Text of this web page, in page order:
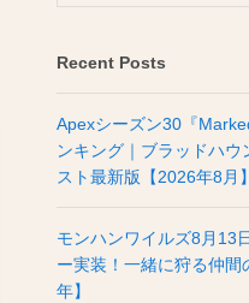
Recent Posts
Apexシーズン30『
ンキング｜ブラッドハウ
スト最新版【2026年8月】
モンハンワイルズ8月13
ー実装！一緒に狩る仲
年】